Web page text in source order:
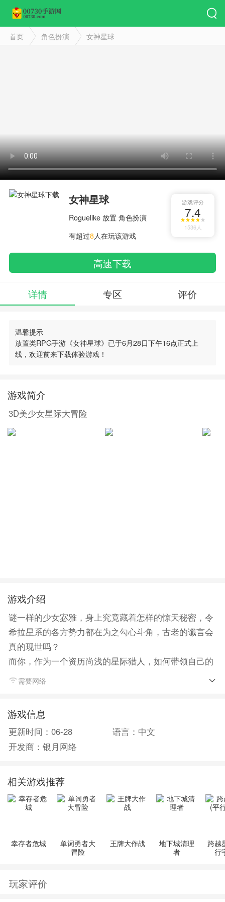
首页 角色扮演 女神星球
女神星球
Roguelike 放置 角色扮演
有超过8人在玩该游戏
游戏评分
7.4
1536人
高速下载
详情 专区 评价
温馨提示
放置类RPG手游《女神星球》已于6月28日下午16点正式上
线，欢迎前来下载体验游戏！
游戏简介
3D美少女星际大冒险
游戏介绍
谜一样的少女宓雅，身上究竟藏着怎样的惊天秘密，令
希拉星系的各方势力都在为之勾心斗角，古老的谶言会
真的现世吗？
而你，作为一个资历尚浅的星际猎人，如何带领自己的
战斗天使们与宓雅度过重重难关呢？与宓雅共同经历着
故事仍在继续，你，就是我们在等的主人公！
游戏特色：
天使们成为你想要的模样。
【共享时装】游戏内获得的每件服装可以让所有战斗天
使穿搭，告别单一的个人时装游戏，正式开启时装共享
飞船在星空中自由徜徉，体验不一样的太空旅程。
肝。
需要网络
游戏信息
更新时间：06-28
语言：中文
开发商：银月网络
相关游戏推荐
幸存者危城
单词勇者大
冒险
王牌大作战
地下城清理
者
跨越
行
玩家评价